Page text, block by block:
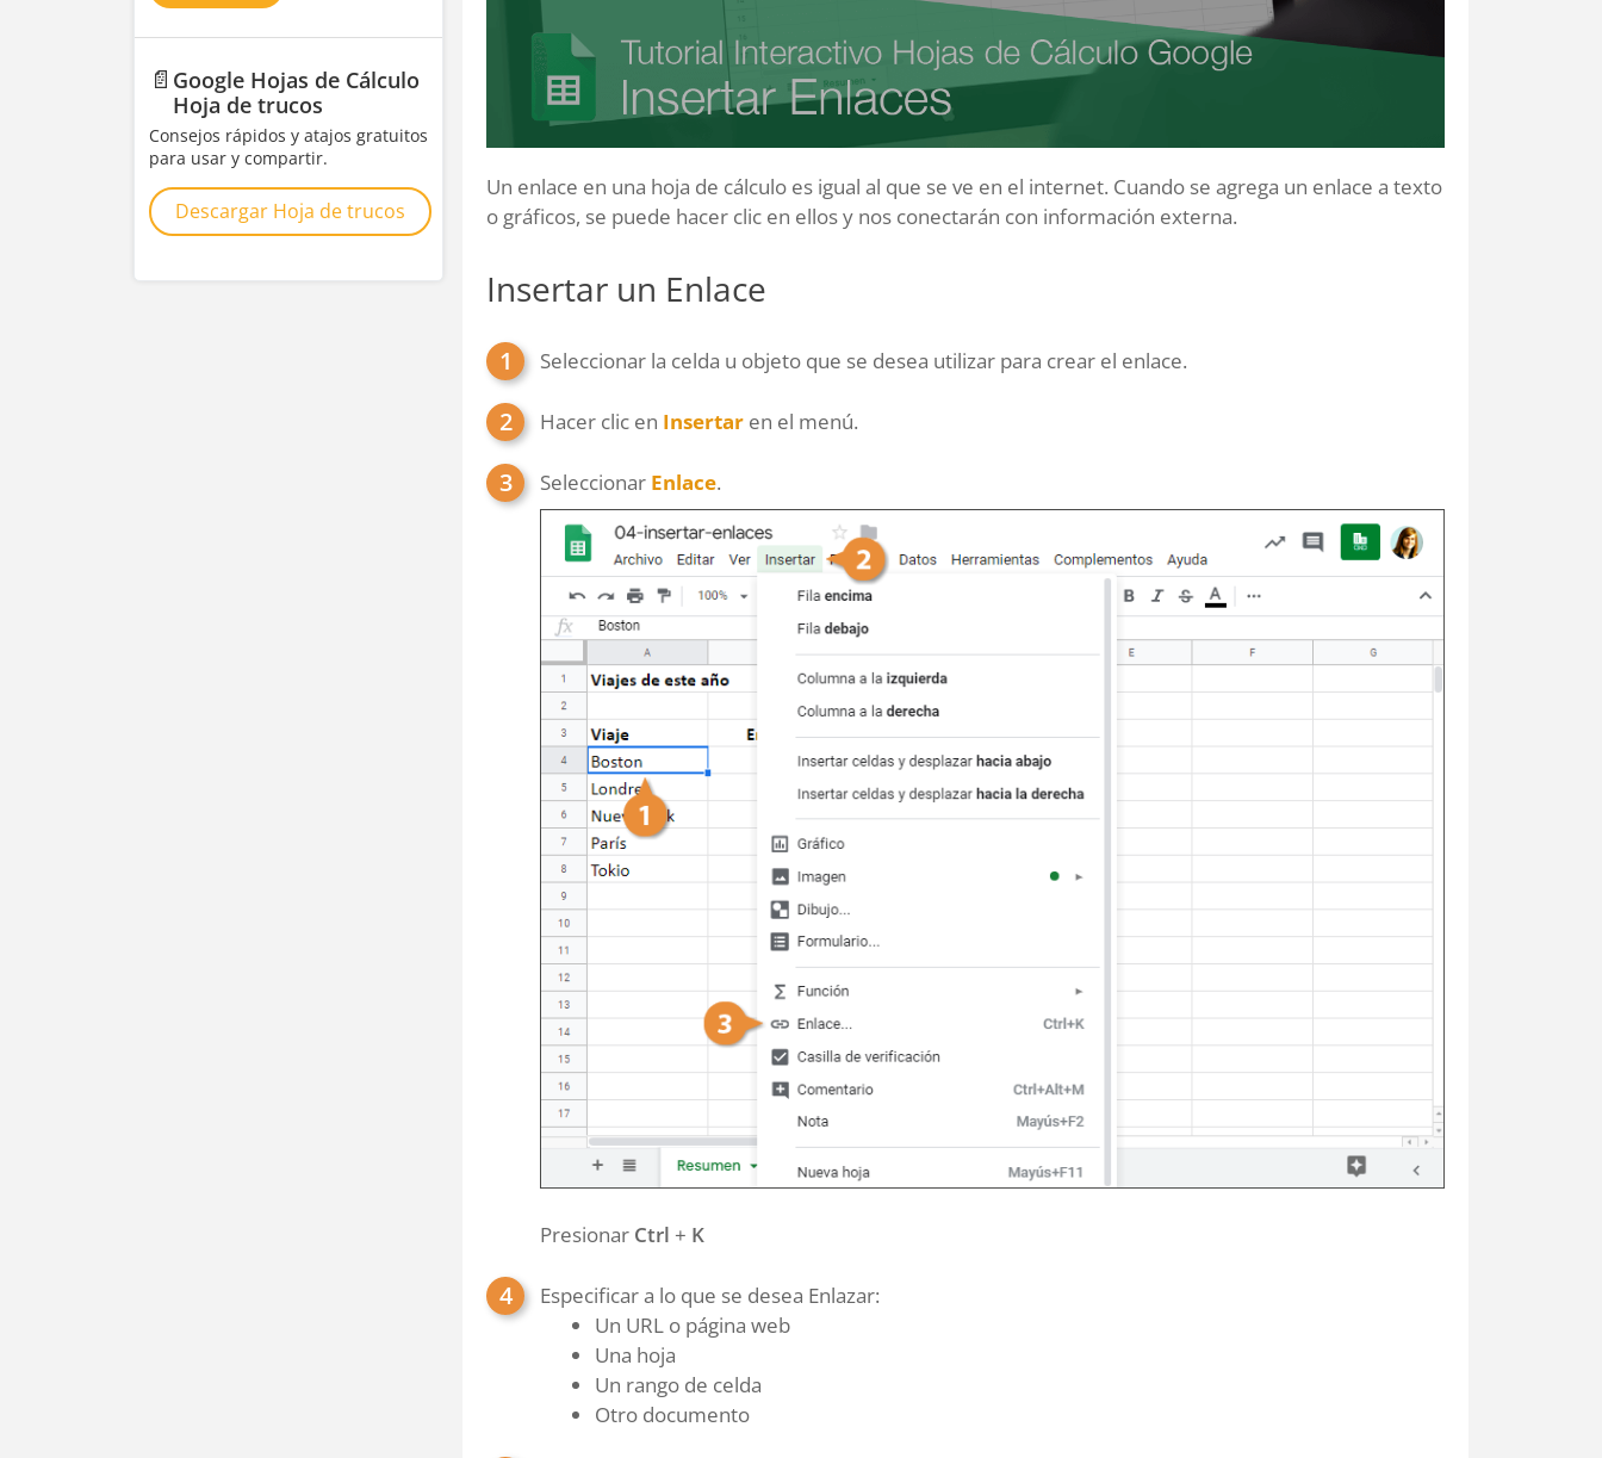
📄 Google Hojas de Cálculo
Hoja de trucos
Consejos rápidos y atajos gratuitos
para usar y compartir.
Descargar Hoja de trucos
Un enlace en una hoja de cálculo es igual al que se ve en el internet. Cuando se agrega un enlace a texto
o gráficos, se puede hacer clic en ellos y nos conectarán con información externa.
Insertar un Enlace
Seleccionar la celda u objeto que se desea utilizar para crear el enlace.
Hacer clic en Insertar en el menú.
Seleccionar Enlace.
Presionar Ctrl + K
Especificar a lo que se desea Enlazar:
Un URL o página web
Una hoja
Un rango de celda
Otro documento